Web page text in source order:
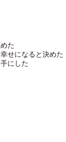
た
せになると決めた
にした